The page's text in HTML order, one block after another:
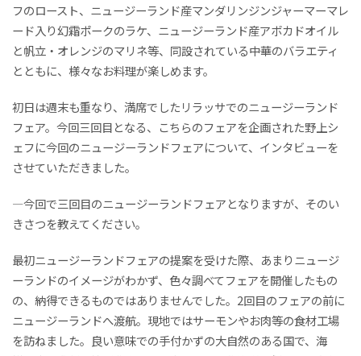
フのロースト、ニュージーランド産マンダリンジンジャーマーマレ
ード入り幻霜ポークのラケ、ニュージーランド産アボカドオイル
と帆立・オレンジのマリネ等、同設されている中華のバラエティ
とともに、様々なお料理が楽しめます。
初日は週末も重なり、満席でしたリラッサでのニュージーランド
フェア。今回三回目となる、こちらのフェアを企画された野上シ
ェフに今回のニュージーランドフェアについて、インタビューを
させていただきました。
―今回で三回目のニュージーランドフェアとなりますが、そのい
きさつを教えてください。
最初ニュージーランドフェアの提案を受けた際、あまりニュージ
ーランドのイメージがわかず、色々調べてフェアを開催したもの
の、納得できるものではありませんでした。2回目のフェアの前に
ニュージーランドへ渡航。現地ではサーモンやお肉等の食材工場
を訪ねました。良い意味での手付かずの大自然のある国で、海